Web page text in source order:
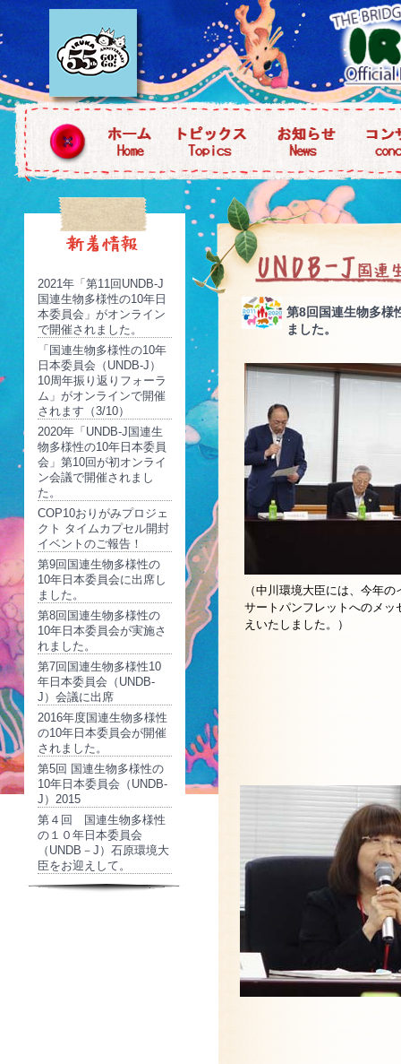
2021年「第11回UNDB-J
国連生物多様性の10年日
本委員会」がオンライン
で開催されました。
「国連生物多様性の10年
日本委員会（UNDB-J）
10周年振り返りフォーラ
ム」がオンラインで開催
されます（3/10）
2020年「UNDB-J国連生
物多様性の10年日本委員
会」第10回が初オンライ
ン会議で開催されまし
た。
COP10おりがみプロジェ
クト タイムカプセル開封
イベントのご報告！
第9回国連生物多様性の
10年日本委員会に出席し
ました。
第8回国連生物多様性の
10年日本委員会が実施さ
れました。
第7回国連生物多様性10
年日本委員会（UNDB-
J）会議に出席
2016年度国連生物多様性
の10年日本委員会が開催
されました。
第5回 国連生物多様性の
10年日本委員会（UNDB-
J）2015
第４回 国連生物多様性
の１０年日本委員会
（UNDB－J）石原環境大
臣をお迎えして。
第8回国連生物多様
ました。
（中川環境大臣には、今年
サートパンフレットへのメッ
えいたしました。）